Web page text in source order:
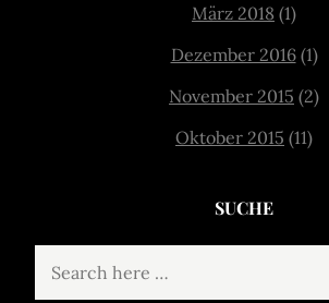
März 2018 (1)
Dezember 2016(1)
November 2015 (2)
Oktober 2015 (11)
SUCHE